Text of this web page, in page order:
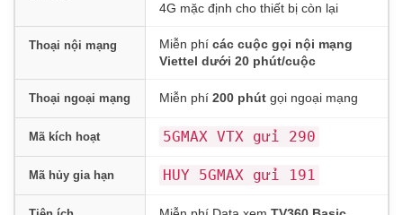
4G mặc định cho thiết bị còn lại
Thoại nội mạng Miễn phí các cuộc gọi nội mạng
Viettel dưới 20 phút/cuộc
Thoại ngoại mạng Miễn phí 200 phút gọi ngoại mạng
Mã kích hoạt 5GMAX VTX gửi 290
Mã hủy gia hạn HUY 5GMAX gửi 191